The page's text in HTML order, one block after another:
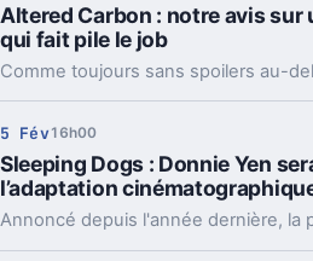
Altered Carbon : notre avis
qui fait pile le job
5 Fév16h00
Sleeping Dogs : Donnie Yen
l’adaptation